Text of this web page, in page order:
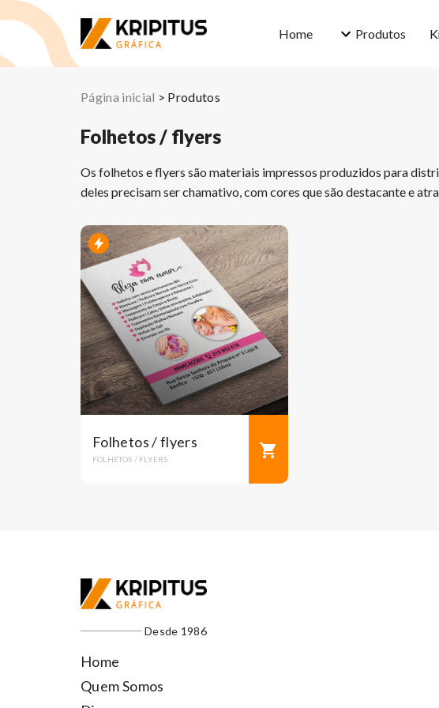
Home Produtos
Página inicial > Produtos
Folhetos / flyers
Os folhetos e flyers são materiais impressos produzidos para
deles precisam ser chamativo, com cores que são destacante e
Folhetos / flyers
FOLHETOS / FLYERS
Desde 1986
Home
Quem Somos